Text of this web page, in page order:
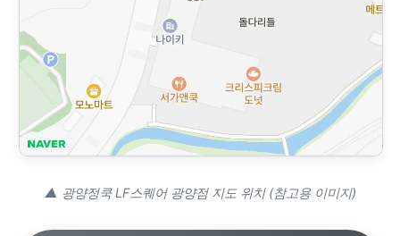
▲ 광양정쿡 LF스퀘어 광양점 지도 위치 (참고용 이미지)